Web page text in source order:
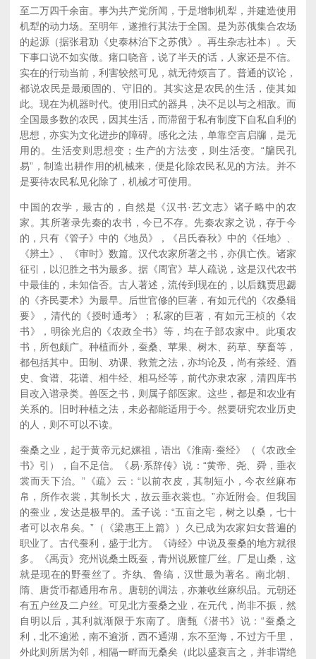
至二万四千余亩。事为共产党所闻，于是增制机犁，并建造使用
机犁的动力场。至明年，遂推行其法于全国。是为苏俄集合农场
的起源（据张君劢《史泰林治下之苏俄》。再生杂志社本）。天
下事口说不如实做。瘏口哓音，说了半天的话，人家还是不信。
实在的行动当前，利害较然可见，就无待烦言了。普通的议论，
都说农民是最顽固的、守旧的。其实这是农民的生活，使其如
此。现在为机器时代。使用旧式的器具，决不足以与之相敌。而
全国最多数的农民，因其生活，而滞留于私有制度下自私自利的
思想，亦实为文化进步的障碍。感化之法，单靠空言启牖，是无
用的。生活变则思想变；生产的方法变，则生活变。“牖民孔
易”，制造出耕作用的机械来，便是化除农民私见的方法。并不
是要待农民私见化除了，机械才可使用。
中国的农学，最古的，自然是《汉书·艺文志》诸子略中的农
家。其所著录先秦的农书，今已不存。先秦农家之说，存于今
的，只有《管子》中的《地员》，《吕氏春秋》中的《任地》、
《辨土》、《审时》数篇。汉代农家所著之书，亦俱亡佚。诸家
征引，以氾胜之书为最多。据《周官》草人疏说，这是汉代农书
中最佳的，未知信否。古人著述，流传到现在的，以后魏贾思勰
的《齐民要术》为最早。后世官修的巨著，有如元代的《农桑辑
要》，清代的《授时通考》；私家的巨著，有如元王桢的《农
书》，明徐光启的《农政全书》等，均在子部农家中。此项农
书，所包颇广。种植而外，蚕桑、苹果、树木、药草、孳畜等，
都包括其中。田制、劝课、救荒之法，亦均论及，尚有茶经、酒
史、食谱、花谱、相牛经、相马经等，前代亦隶农家，清四库书
目改入谱录类。兽医之书，则属子部医家。这些，都是和农业有
关系的。旧时种植之法，未必都能适用于今。然要研究农业历史
的人，则不可以不读。
蚕桑之业，起于黄帝元妃嫘祖，语出《淮南·蚕经》（《农政全
书》引），自不足信。《易·系辞传》说：“黄帝、尧、舜，垂衣
裳而天下治。”《疏》云：“以前衣皮，其制短小，今衣丝麻布
帛，所作衣裳，其制长大，故云垂衣裳也。”亦近附会。但我国
的蚕业，发达是极早的。孟子说：“五亩之宅，树之以桑，七十
者可以衣帛矣。”（《梁惠王上篇》）久已成为农家妇女普遍的
职业了。古代蚕利，盛于北方。《诗经》中说及蚕桑的地方就很
多。《禹贡》兖州说桑土既蚕，青州说厥篚厂丝。厂是山桑，这
就是现在的野蚕丝了。齐纨、鲁缟，汉世最为著名。南北朝、
隋、唐货币都通用布帛。唐朝的调法，亦兼收丝麻织品。元朝还
有五户丝及二户丝。可见北方蚕桑之业，在元代，尚非不振，然
自明以后，其利就渐限于东南了。唐甄《潜书》说：“蚕桑之
利，北不逾淞，南不逾浙，西不通湖，东不至海，不过方千里，
外此则所居为邻，相隔一畔而无桑矣（此以盛衰言之，并非谓绝